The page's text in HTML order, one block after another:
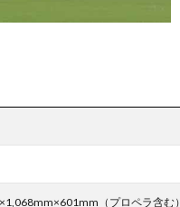
（プロペラ含む